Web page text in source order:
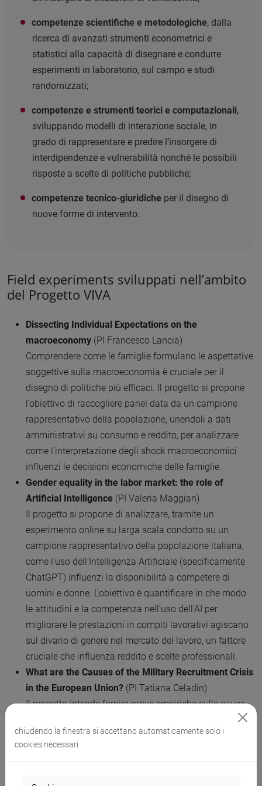
competenze scientifiche e metodologiche, dalla
ricerca di avanzati strumenti econometrici e
statistici alla capacità di disegnare e condurre
esperimenti in laboratorio, sul campo e studi
randomizzati;
competenze e strumenti teorici e computazionali,
sviluppando modelli di interazione sociale, in
grado di rappresentare e predire l’insorgere di
interdipendenze e vulnerabilità nonché le possibili
risposte a scelte di politiche pubbliche;
competenze tecnico-giuridiche per il disegno di
nuove forme di intervento.
Field experiments sviluppati nell’ambito
del Progetto VIVA
Dissecting Individual Expectations on the
macroeconomy (PI Francesco Lancia)
Comprendere come le famiglie formulano le aspettative
soggettive sulla macroeconomia è cruciale per il
disegno di politiche più efficaci. Il progetto si propone
l’obiettivo di raccogliere panel data da un campione
rappresentativo della popolazione, unendoli a dati
amministrativi su consumo e reddito, per analizzare
come l'interpretazione degli shock macroeconomici
influenzi le decisioni economiche delle famiglie.
Gender equality in the labor market: the role of
Artificial Intelligence (PI Valeria Maggian)
Il progetto si propone di analizzare, tramite un
esperimento online su larga scala condotto su un
campione rappresentativo della popolazione italiana,
come l'uso dell'Intelligenza Artificiale (specificamente
ChatGPT) influenzi la disponibilità a competere di
uomini e donne. L'obiettivo è quantificare in che modo
le attitudini e la competenza nell'uso dell'AI per
migliorare le prestazioni in compiti lavorativi agiscano
sul divario di genere nel mercato del lavoro, un fattore
cruciale che influenza reddito e scelte professionali.
What are the Causes of the Military Recruitment Crisis
in the European Union? (PI Tatiana Celadin)
Il progetto intende fornire prove empiriche sulle cause
della crisi del reclutamento delle forze armate europee.
Attraverso un esperimento di scelta discreta, verranno
analizzate le preferenze dei giovani cittadini europei
militare. L'obiettivo principale è stimare l'elasticità
chiudendo la finestra si accettano automaticamente solo i
cookies necessari